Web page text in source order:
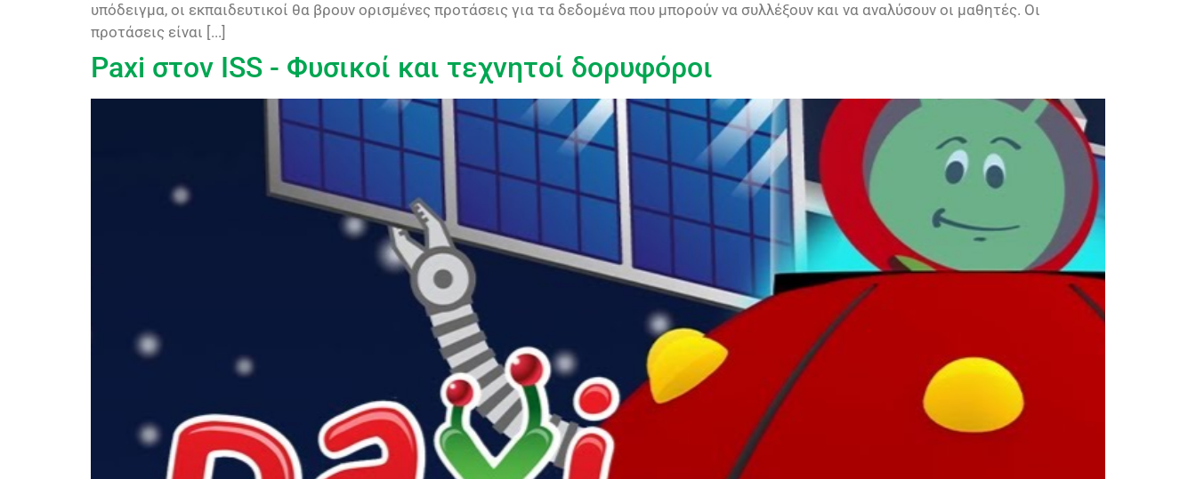
υπόδειγμα, οι εκπαιδευτικοί θα βρουν ορισμένες προτάσεις για τα δεδομένα που μπορούν να συλλέξουν και να αναλύσουν οι μαθητές. Οι
προτάσεις είναι [...]
Paxi στον ISS - Φυσικοί και τεχνητοί δορυφόροι